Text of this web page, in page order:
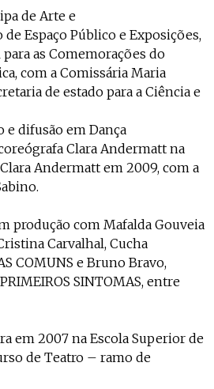
de Arte e
Espaço Público e Exposições,
as Comemorações do
com a Comissária Maria
de estado para a Ciência e
e difusão em Dança
Clara Andermatt na
Andermatt em 2009, com a
produção com Mafalda Gouveia
Carvalhal, Cucha
COMUNS e Bruno Bravo,
SINTOMAS, entre
em 2007 na Escola Superior de
de Teatro – ramo de